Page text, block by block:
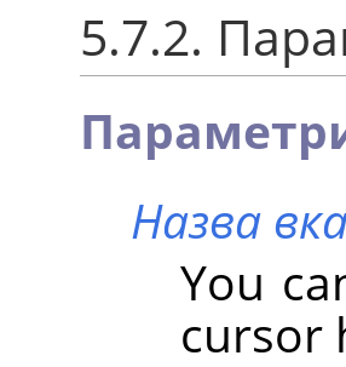
5.7.2.
Назва
You
cursor